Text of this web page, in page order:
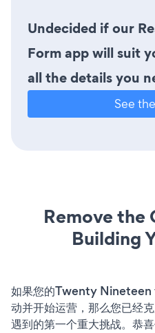
Undecided if our
Form app will suit
all the details you
See
Remove the
Building
如果您的Twenty Nineteen
动并开始运营，那么您已经
遇到的第一个重大挑战。恭喜